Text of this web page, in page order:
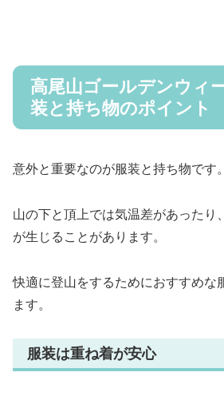
高尾山ゴールデンウィ
装と持ち物のポイント
意外と重要なのが服装と持ち物です。
山の下と頂上では気温差があったり
が生じることがあります。
快適に登山をするためにおすすめな
ます。
服装は重ね着が安心